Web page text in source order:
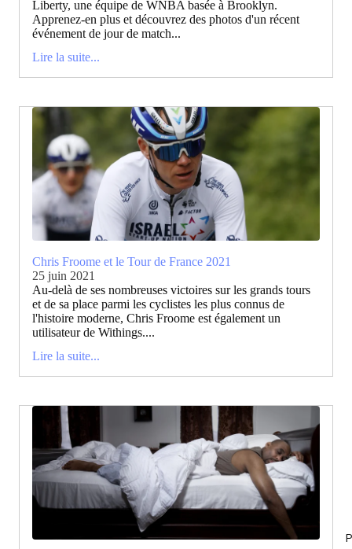
Liberty, une équipe de WNBA basée à Brooklyn.
Apprenez-en plus et découvrez des photos d'un récent
événement de jour de match...
Lire la suite...
Chris Froome et le Tour de France 2021
25 juin 2021
Au-delà de ses nombreuses victoires sur les grands tours
et de sa place parmi les cyclistes les plus connus de
l'histoire moderne, Chris Froome est également un
utilisateur de Withings....
Lire la suite...